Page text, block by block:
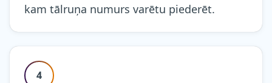
kam tālruņa numurs varētu piederēt.
4